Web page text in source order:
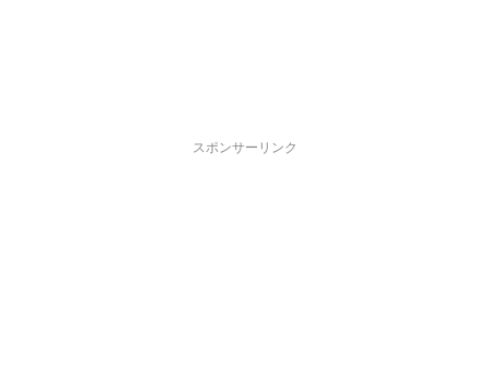
スポンサーリンク